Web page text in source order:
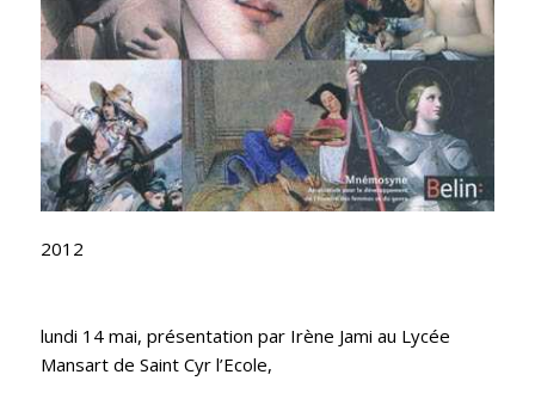
2012
lundi 14 mai, présentation par Irène Jami au Lycée
Mansart de Saint Cyr l’Ecole,